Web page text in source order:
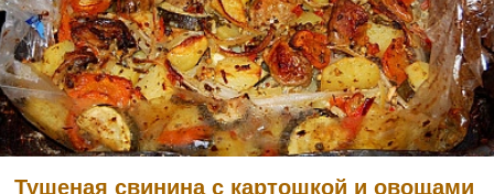
Тушеная свинина с картошкой и овощами